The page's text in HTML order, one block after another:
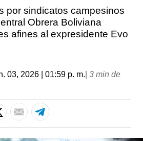
por sindicatos campesinos
Obrera Boliviana
afines al expresidente Evo
03, 2026 | 01:59 p. m. 3 min de